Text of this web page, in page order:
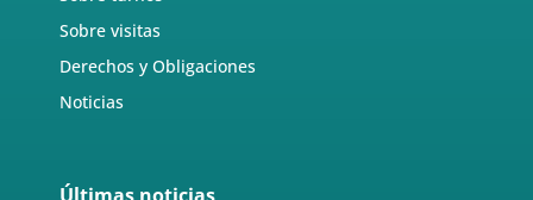
Sobre visitas
Derechos y Obligaciones
Noticias